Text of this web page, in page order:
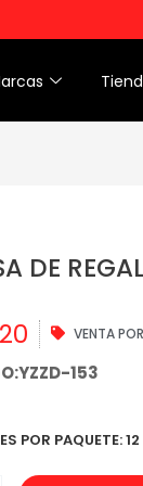
DE
VENTA
153
POR PAQUETE: 12